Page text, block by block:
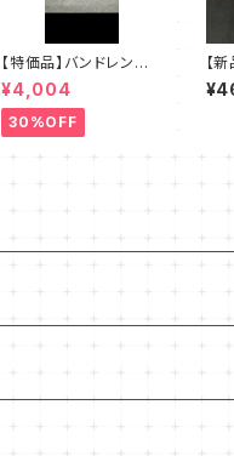
【特価品】バンドレン B
♭クラリネット 【ルピッ
ク】
¥4,004
30%OFF
【
ト